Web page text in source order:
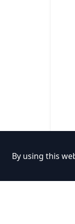
By using this